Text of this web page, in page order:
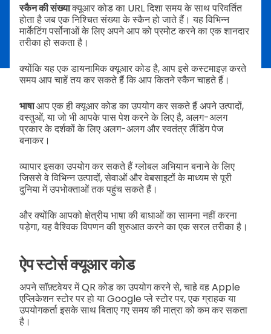
स्कैन की संख्याक्यूआर कोड का URL दिशा समय के साथ परिवर्तित
होता है जब एक निश्चित संख्या के स्कैन हो जाते हैं। यह विभिन्न
मार्केटिंग पर्सोनाओं के लिए अपने आप को प्रमोट करने का एक शानदार
तरीका हो सकता है।
क्योंकि यह एक डायनामिक क्यूआर कोड है, आप इसे कस्टमाइज़ करते
समय आप चाहें तय कर सकते हैं कि आप कितने स्कैन चाहते हैं।
भाषाआप एक ही क्यूआर कोड का उपयोग कर सकते हैं अपने उत्पादों,
वस्तुओं, या जो भी आपके पास पेश करने के लिए है, अलग-अलग
प्रकार के दर्शकों के लिए अलग-अलग और स्वतंत्र लैंडिंग पेज
बनाकर।
व्यापार इसका उपयोग कर सकते हैं ग्लोबल अभियान बनाने के लिए
जिससे वे विभिन्न उत्पादों, सेवाओं और वेबसाइटों के माध्यम से पूरी
दुनिया में उपभोक्ताओं तक पहुंच सकते हैं।
और क्योंकि आपको क्षेत्रीय भाषा की बाधाओं का सामना नहीं करना
पड़ेगा, यह वैश्विक विपणन की शुरुआत करने का एक सरल तरीका है।
ऐप स्टोर्स क्यूआर कोड
अपने सॉफ़्टवेयर में QR कोड का उपयोग करने से, चाहे वह Apple
एप्लिकेशन स्टोर पर हो या Google प्ले स्टोर पर, एक ग्राहक या
उपयोगकर्ता इसके साथ बिताए गए समय की मात्रा को कम कर सकता
है।